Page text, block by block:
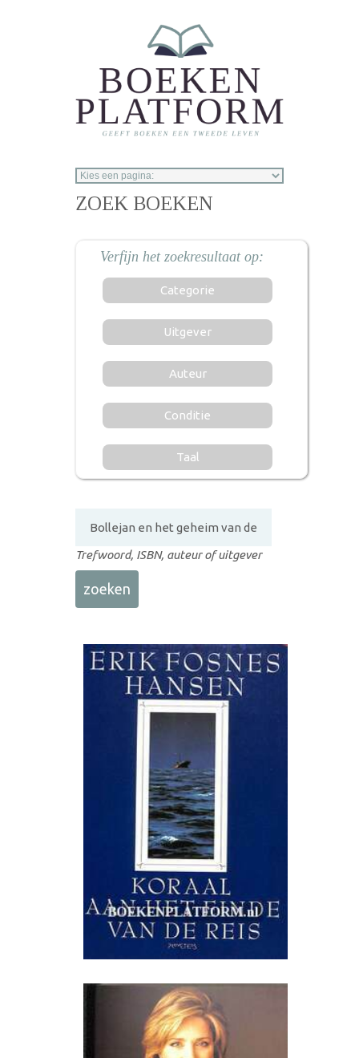
ZOEK BOEKEN
Categorie
Uitgever
Auteur
Conditie
Taal
Trefwoord, ISBN, auteur of uitgever